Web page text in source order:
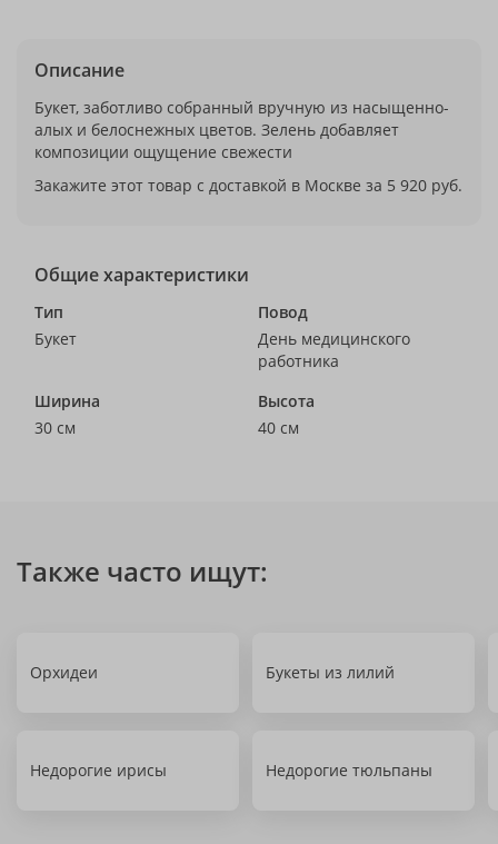
Описание
Букет, заботливо собранный вручную из насыщенно-
алых и белоснежных цветов. Зелень добавляет
композиции ощущение свежести
Закажите этот товар с доставкой в Москве за 5 920 руб.
Общие характеристики
Тип
Букет
Повод
День медицинского
работника
Ширина
30 см
Высота
40 см
Также часто ищут:
Орхидеи Букеты из лилий
Недорогие ирисы Недорогие тюльпаны